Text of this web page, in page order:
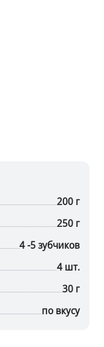
200 г
250 г
4 -5 зубчиков
4 шт.
30 г
по вкусу